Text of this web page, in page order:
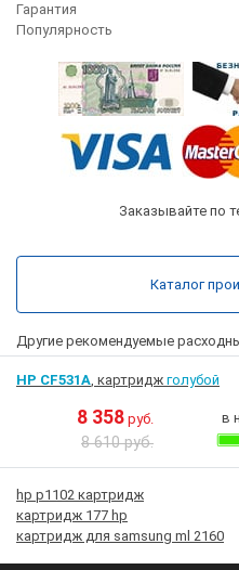
Гарантия
Популярность
Заказывайте по
Другие рекомендуемые
HP CF531A, картридж голубой
8 358 руб.
8 610 руб.
в
hp p1102 картридж
картридж 177 hp
картридж для samsung ml 2160